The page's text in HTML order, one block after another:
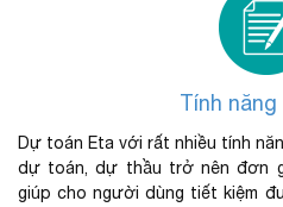
Tính
Dự toán Eta với rất nhiều tính
dự toán, dự thầu trở nên đơn
giúp cho người dùng tiết kiệm